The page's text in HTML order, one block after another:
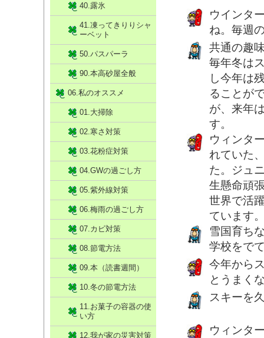
ウインタ
ね。毎週
共通の趣
毎年冬は
し今年は
ることが
が、来年
す。
ウィンタ
れていた
た。ジュ
生懸命頑
世界で活
ています
雪国育ち
学校をで
今年から
とうまく
スキーを
ウィンタ
40.露氷
41.凍ってきりりシャ
ーベット
50.パスパーラ
90.本高砂屋全般
06.私のオススメ
01.大掃除
02.寒さ対策
03.花粉症対策
04.GWの過ごし方
05.紫外線対策
06.梅雨の過ごし方
07.カビ対策
08.節電方法
09.本（読書週間）
10.冬の節電方法
11.お菓子の容器の使
い方
12.我が家の災害対策